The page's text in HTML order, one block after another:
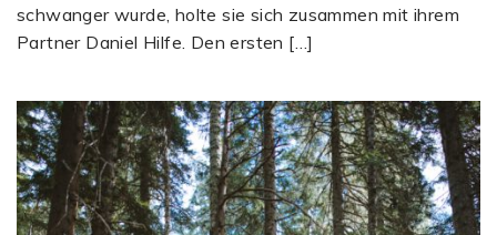
schwanger wurde, holte sie sich zusammen mit ihrem
Partner Daniel Hilfe. Den ersten […]